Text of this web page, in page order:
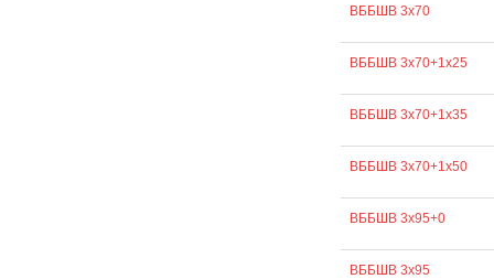
ВББШВ 3х70
ВББШВ 3х70+1х25
ВББШВ 3х70+1х35
ВББШВ 3х70+1х50
ВББШВ 3х95+0
ВББШВ 3х95